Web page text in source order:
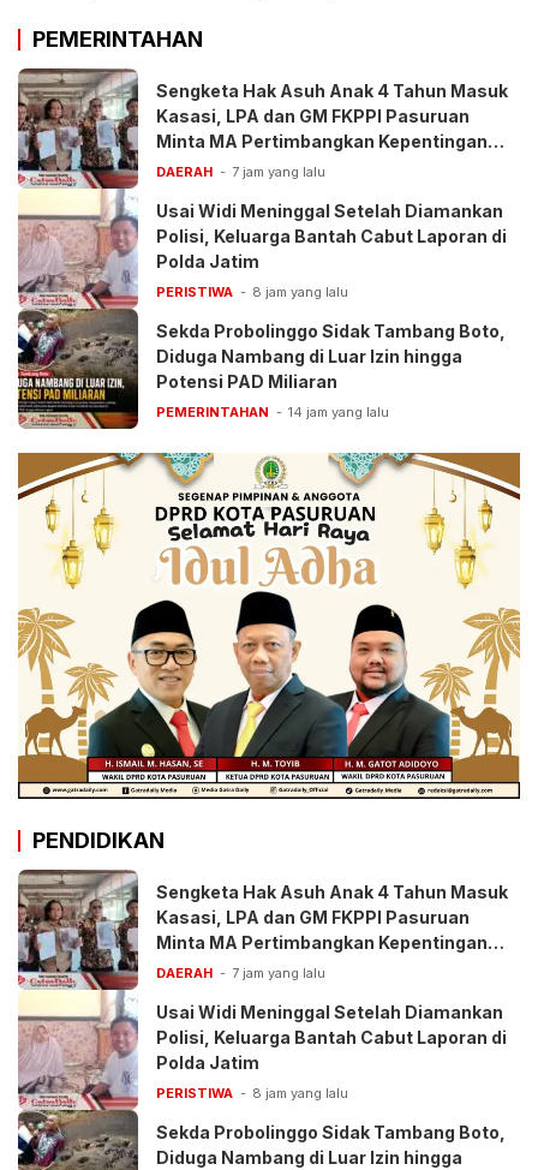
PEMERINTAHAN
Sengketa Hak Asuh Anak 4 Tahun Masuk
Kasasi, LPA dan GM FKPPI Pasuruan
Minta MA Pertimbangkan Kepentingan
Anak
DAERAH 7 jam yang lalu
Usai Widi Meninggal Setelah Diamankan
Polisi, Keluarga Bantah Cabut Laporan di
Polda Jatim
PERISTIWA 8 jam yang lalu
Sekda Probolinggo Sidak Tambang Boto,
Diduga Nambang di Luar Izin hingga
Potensi PAD Miliaran
PEMERINTAHAN 14 jam yang lalu
PENDIDIKAN
Sengketa Hak Asuh Anak 4 Tahun Masuk
Kasasi, LPA dan GM FKPPI Pasuruan
Minta MA Pertimbangkan Kepentingan
Anak
DAERAH 7 jam yang lalu
Usai Widi Meninggal Setelah Diamankan
Polisi, Keluarga Bantah Cabut Laporan di
Polda Jatim
PERISTIWA 8 jam yang lalu
Sekda Probolinggo Sidak Tambang Boto,
Diduga Nambang di Luar Izin hingga